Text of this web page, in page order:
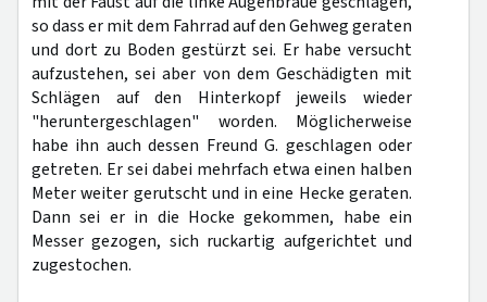
so dass er mit dem Fahrrad auf den Gehweg geraten
und dort zu Boden gestürzt sei. Er habe versucht
aufzustehen, sei aber von dem Geschädigten mit
Schlägen auf den Hinterkopf jeweils wieder
"heruntergeschlagen" worden. Möglicherweise
habe ihn auch dessen Freund G. geschlagen oder
getreten. Er sei dabei mehrfach etwa einen halben
Meter weiter gerutscht und in eine Hecke geraten.
Dann sei er in die Hocke gekommen, habe ein
Messer gezogen, sich ruckartig aufgerichtet und
zugestochen.